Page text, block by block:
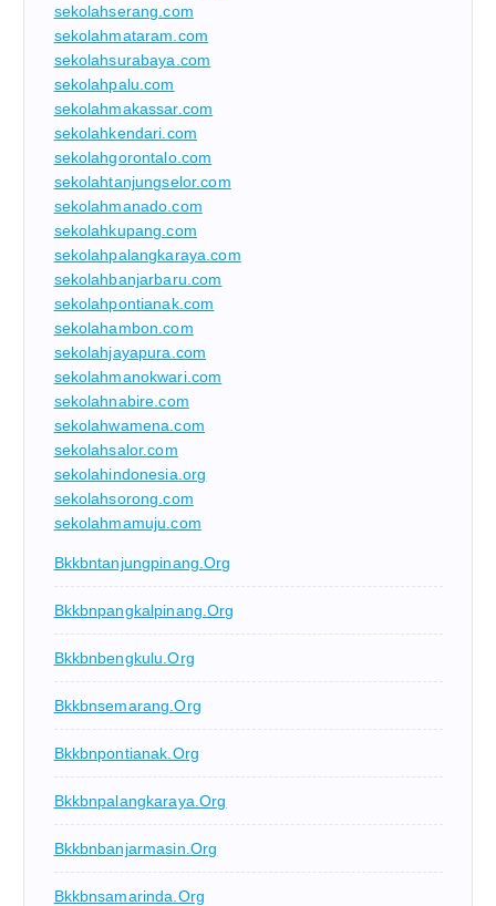
sekolahserang.com
sekolahmataram.com
sekolahsurabaya.com
sekolahpalu.com
sekolahmakassar.com
sekolahkendari.com
sekolahgorontalo.com
sekolahtanjungselor.com
sekolahmanado.com
sekolahkupang.com
sekolahpalangkaraya.com
sekolahbanjarbaru.com
sekolahpontianak.com
sekolahambon.com
sekolahjayapura.com
sekolahmanokwari.com
sekolahnabire.com
sekolahwamena.com
sekolahsalor.com
sekolahindonesia.org
sekolahsorong.com
sekolahmamuju.com
Bkkbntanjungpinang.org
Bkkbnpangkalpinang.org
Bkkbnbengkulu.org
Bkkbnsemarang.org
Bkkbnpontianak.org
Bkkbnpalangkaraya.org
Bkkbnbanjarmasin.org
Bkkbnsamarinda.org